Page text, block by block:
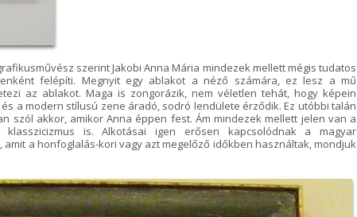
szerint Jakobi Anna Mária mindezek mellett mégis tudatos
felépíti. Megnyit egy ablakot a néző számára, ez lesz a mű
az ablakot. Maga is zongorázik, nem véletlen tehát, hogy képein
a modern stílusú zene áradó, sodró lendülete érződik. Ez utóbbi talán
szól akkor, amikor Anna éppen fest. Ám mindezek mellett jelen van a
is. Alkotásai igen erősen kapcsolódnak a magyar
amit a honfoglalás-kori vagy azt megelőző időkben használtak, mondjuk